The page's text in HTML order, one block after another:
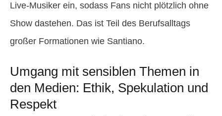
Live-Musiker ein, sodass Fans nicht plötzlich ohne
Show dastehen. Das ist Teil des Berufsalltags
großer Formationen wie Santiano.
Umgang mit sensiblen Themen in
den Medien: Ethik, Spekulation und
Respekt